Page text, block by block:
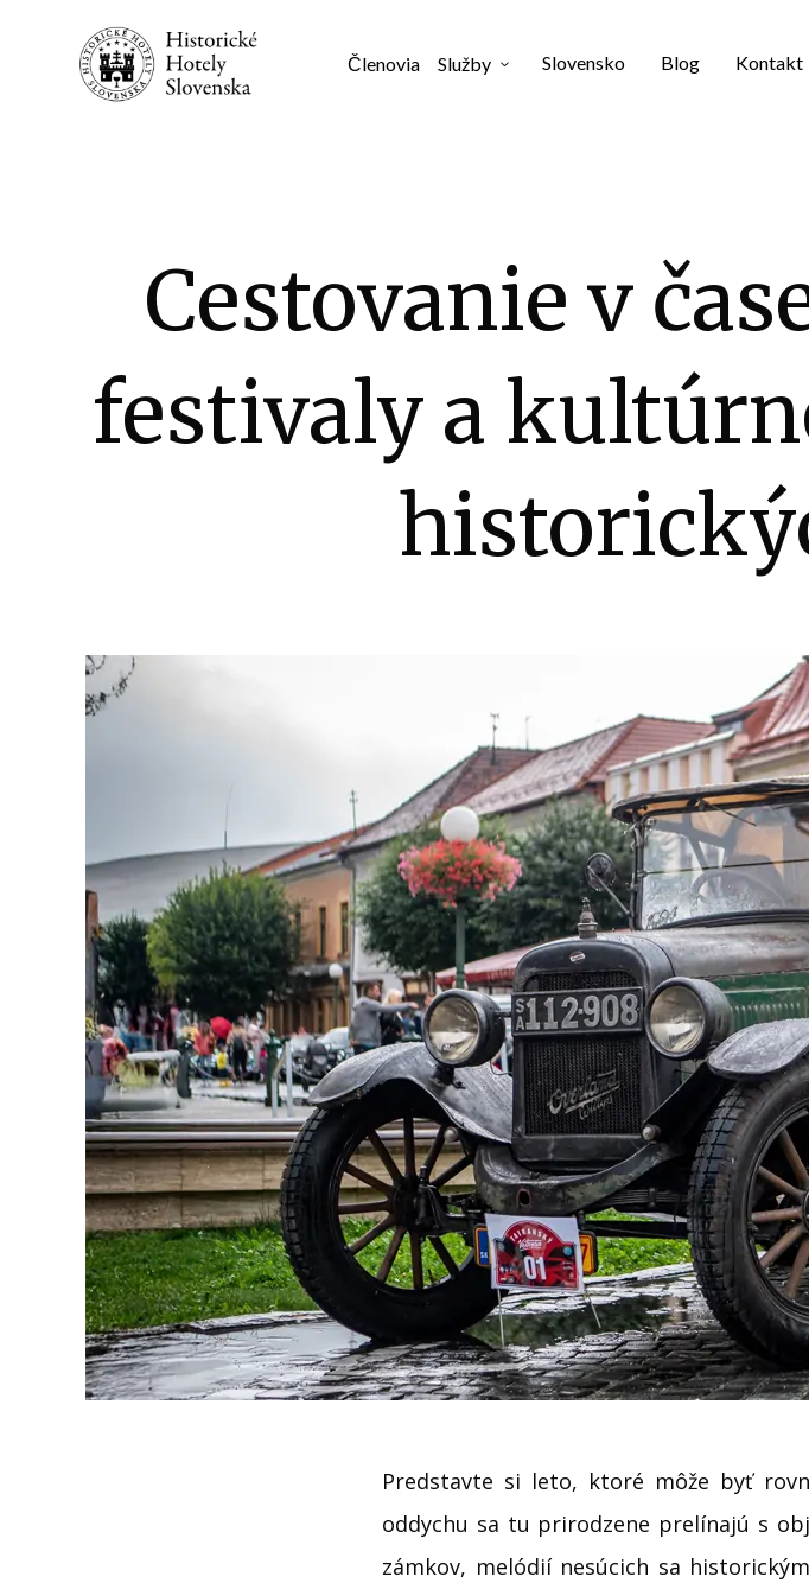
Členovia 3
Služby Slovensko Blog Kontakt
Cestovanie v
festivaly a
Predstavte si leto, ktoré môže byť
oddychu sa tu prirodzene prelínajú s
zámkov, melódií nesúcich sa